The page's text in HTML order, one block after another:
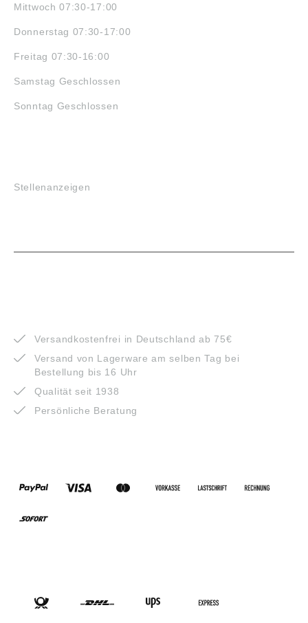
Mittwoch 07:30-17:00
Donnerstag 07:30-17:00
Freitag 07:30-16:00
Samstag Geschlossen
Sonntag Geschlossen
Stellenanzeigen
Versandkostenfrei in Deutschland ab 75€
Versand von Lagerware am selben Tag bei
Bestellung bis 16 Uhr
Qualität seit 1938
Persönliche Beratung